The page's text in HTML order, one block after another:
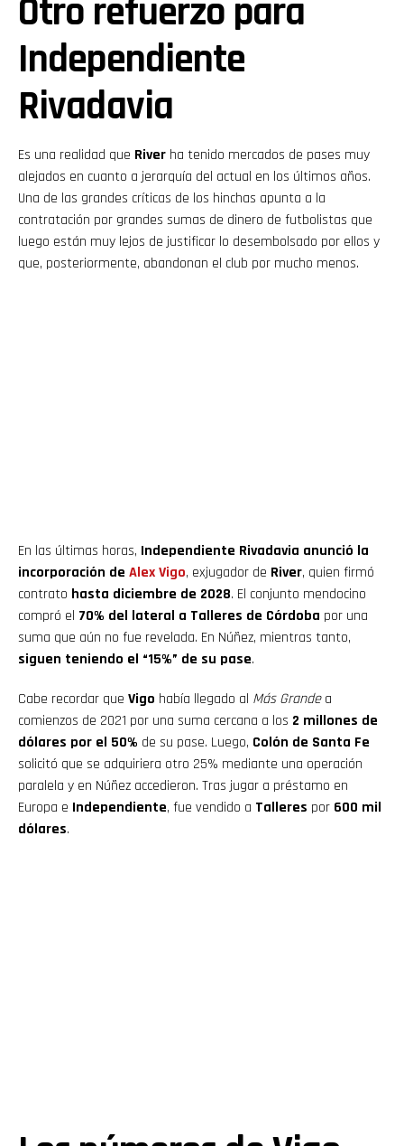
Otro refuerzo para
Independiente
Rivadavia
Es una realidad que River ha tenido mercados de pases muy
alejados en cuanto a jerarquía del actual en los últimos años.
Una de las grandes críticas de los hinchas apunta a la
contratación por grandes sumas de dinero de futbolistas que
luego están muy lejos de justificar lo desembolsado por ellos y
que, posteriormente, abandonan el club por mucho menos.
En las últimas horas, Independiente Rivadavia anunció la
incorporación de Alex Vigo, exjugador de River, quien firmó
contrato hasta diciembre de 2028. El conjunto mendocino
compró el 70% del lateral a Talleres de Córdoba por una
suma que aún no fue revelada. En Núñez, mientras tanto,
siguen teniendo el “15%” de su pase.
Cabe recordar que Vigo había llegado al Más Grandea
comienzos de 2021 por una suma cercana a los 2 millones de
dólares por el 50% de su pase. Luego, Colón de Santa Fe
solicitó que se adquiriera otro 25% mediante una operación
paralela y en Núñez accedieron. Tras jugar a préstamo en
Europa e Independiente, fue vendido a Talleres por 600 mil
dólares.